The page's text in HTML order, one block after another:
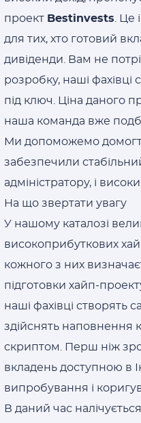
проект Bestinvests .
для тих, хто готовий
дивіденди. Вам не
розробку, наші фахівці
під ключ. Ціна даного
наша команда вже
Ми допоможемо
забезпечили
адміністратору, і
На що звертати увагу
У нашому каталозі
високоприбуткових
кожного з них
підготовки хайп-
наші фахівці створять
здійснять наповнення
скриптом. Перш ніж
вкладень доступною в
випробування і
В даний час налічується